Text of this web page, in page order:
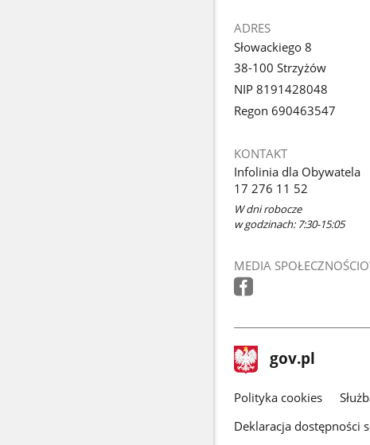
ADRES
Słowackiego 8
38-100 Strzyżów
NIP 8191428048
Regon 690463547
KONTAKT
Infolinia dla Obywatela
17 276 11 52
W dni robocze
w godzinach: 7:30-15:05
MEDIA
stopka
gov.pl Strona
gov.pl
gov.pl
Polityka cookies
Deklaracja dostępności